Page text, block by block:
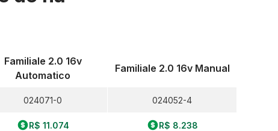
Familiale 2.0 16v
Automatico
024071-0
R$ 11.074
Familiale 2.0 16v Manual
024052-4
R$ 8.238